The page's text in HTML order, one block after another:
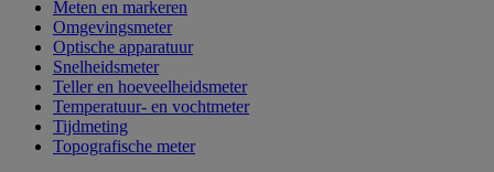
Meten en markeren
Omgevingsmeter
Optische apparatuur
Snelheidsmeter
Teller en hoeveelheidsmeter
Temperatuur- en vochtmeter
Tijdmeting
Topografische meter